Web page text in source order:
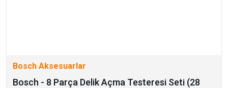
Bosch Aksesuarlar
Bosch - 8 Parça Delik Açma Testeresi Seti (28